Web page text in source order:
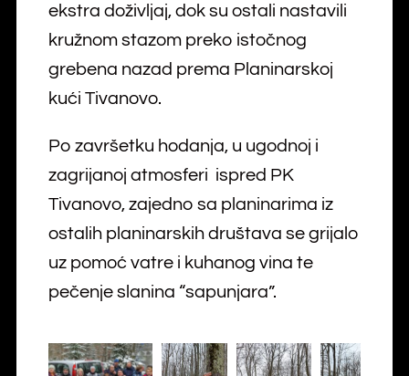
ekstra doživljaj, dok su ostali nastavili
kružnom stazom preko istočnog
grebena nazad prema Planinarskoj
kući Tivanovo.
Po završetku hodanja, u ugodnoj i
zagrijanoj atmosferi ispred PK
Tivanovo, zajedno sa planinarima iz
ostalih planinarskih društava se grijalo
uz pomoć vatre i kuhanog vina te
pečenje slanina “sapunjara”.